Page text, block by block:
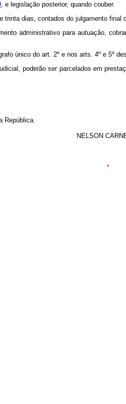
, e legislação posterior, quando couber.
dias, contados do julgamento
administrativo para autuação,
único do art. 2º e nos arts. 4º e 5º
poderão ser parcelados em
República.
NELSON
*